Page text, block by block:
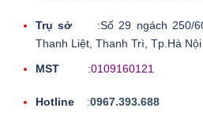
Trụ sở :Số 29 ngách 250/
Thanh Liệt, Thanh Trì, Tp.Hà Nội
MST :0109160121
Hotline :0967.393.688